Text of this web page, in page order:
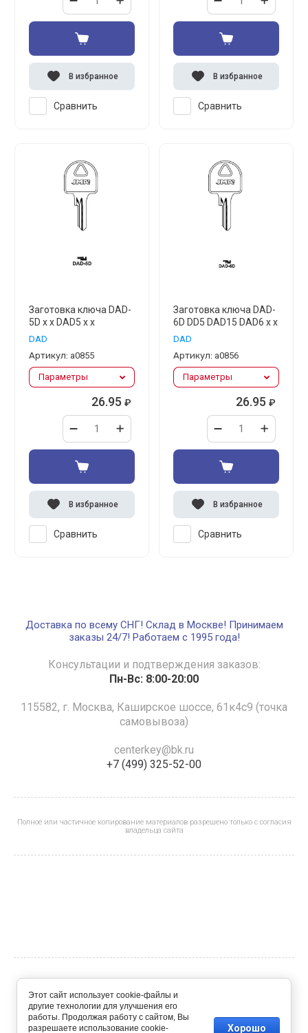
Сравнить
В избранное
Сравнить
В избранное
Заготовка ключа DAD-
5D x x DAD5 x x
DAD
Артикул: а0855
Параметры
26.95 ₽
Сравнить
В избранное
Заготовка ключа DAD-
6D DD5 DAD15 DAD6 x x
DAD
Артикул: а0856
Параметры
26.95 ₽
Сравнить
В избранное
Доставка по всему СНГ! Склад в Москве! Принимаем
заказы 24/7! Работаем с 1995 года!
Консультации и подтверждения заказов:
Пн-Вс: 8:00-20:00
115582, г. Москва, Каширское шоссе, 61к4с9 (точка
самовывоза)
centerkey@bk.ru
+7 (499) 325-52-00
Полное или частичное копирование материалов разрешено только с согласия
владельца сайта
© 2023 - 2026
Этот сайт использует cookie-файлы и
другие технологии для улучшения его
работы. Продолжая работу с сайтом, Вы
разрешаете использование cookie-
Хорошо